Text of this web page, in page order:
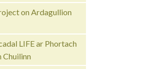
on Ardagullion
LIFE ar Phortach
Chuilinn